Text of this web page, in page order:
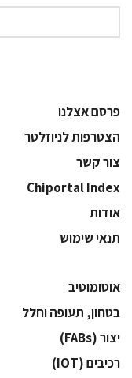
פרסם אצלנו
הצטרפות לניוזלטר
צור קשר
Chiportal Index
אודות
תנאי שימוש
אוטומוטיב
בטחון, תעופה וחלל
‫יצור (‪(FABs‬‬
‫רכיבים‬ (IOT)